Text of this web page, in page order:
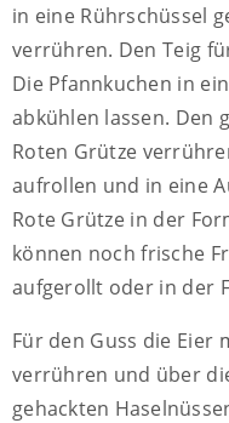
in eine Rührschüssel
verrühren. Den Teig
Die Pfannkuchen in
abkühlen lassen. Den
Roten Grütze
aufrollen und in eine
Rote Grütze in der
können noch frische
aufgerollt oder in der
Für den Guss die Eier
verrühren und über
gehackten